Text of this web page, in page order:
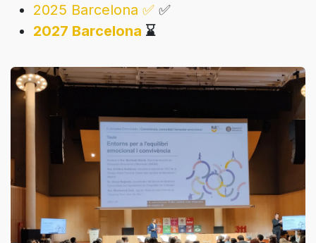
2025 Barcelona ✅ ✅
2027 Barcelona ⌛